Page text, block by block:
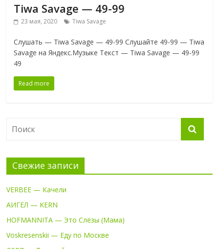
Tiwa Savage — 49-99
23 мая, 2020 Tiwa Savage
Слушать — Tiwa Savage — 49-99 Слушайте 49-99 — Tiwa
Savage на Яндекс.Музыке Текст — Tiwa Savage — 49-99
49
Read more
Свежие записи
VERBEE — Качели
АИГЕЛ — KERN
HOFMANNITA — Это Слёзы (Мама)
Voskresenskii — Еду по Москве